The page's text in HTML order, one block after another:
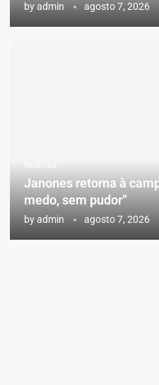
byadmin agosto 7, 2026
Notícias
Janones retorna à
medo, sem pudor”
byadmin agosto 7, 2026